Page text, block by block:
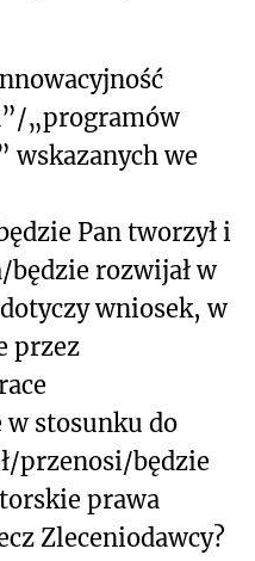
„programów
wskazanych we
Pan tworzył i
rozwijał w
wniosek, w
przez
stosunku do
przenosi/będzie
prawa
Zleceniodawcy?